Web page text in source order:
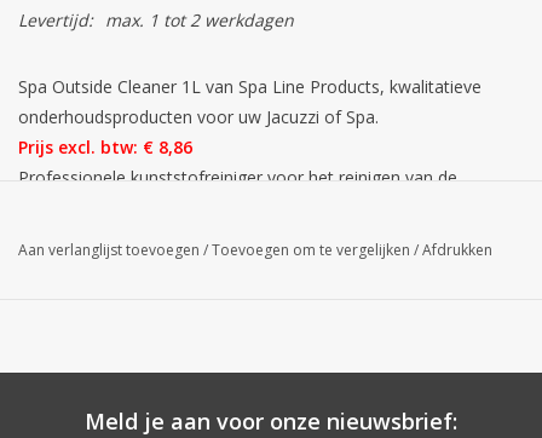
Levertijd: max. 1 tot 2 werkdagen
Spa Outside Cleaner 1L van Spa Line Products, kwalitatieve
onderhoudsproducten voor uw Jacuzzi of Spa.
Prijs excl. btw: € 8,86
Professionele kunststofreiniger voor het reinigen van de
gewone onderhoud. Hardnekkige vervuiling: product puur
Aan verlanglijst toevoegen /Toevoegen om te vergelijken /Afdrukken
Meld je aan voor onze nieuwsbrief: